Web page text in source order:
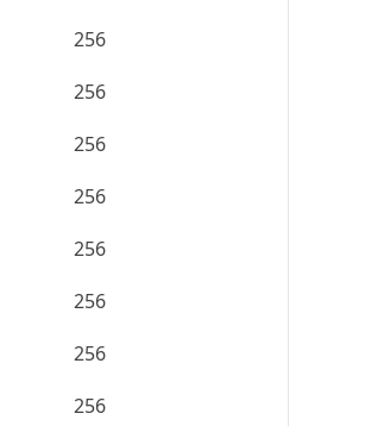
256
256
256
256
256
256
256
256